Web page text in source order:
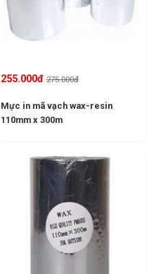
255.000đ275.000đ
Mực in mã vạch wax-resin
110mm x 300m